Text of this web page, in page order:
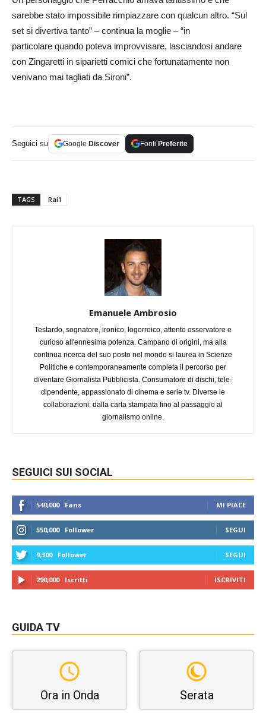
sarebbe stato impossibile rimpiazzare con qualcun altro. “Sul
set si divertiva tanto” – continua la moglie – “in
particolare quando poteva improvvisare, lasciandosi andare
con Zingaretti in siparietti comici che fortunatamente non
venivano mai tagliati da Sironi”.
Seguici su Google Discover Fonti Preferite
TAGS Rai1
Emanuele Ambrosio
Testardo, sognatore, ironico, logorroico, attento osservatore e
curioso all'ennesima potenza. Campano di origini, ma alla
continua ricerca del suo posto nel mondo si laurea in Scienze
Politiche e contemporaneamente completa il percorso per
diventare Giornalista Pubblicista. Consumatore di dischi, tele-
dipendente, appassionato di cinema e serie tv. Diverse le
collaborazioni: dalla carta stampata fino al passaggio al
giornalismo online.
SEGUICI SUI SOCIAL
540,000 Fans MI PIACE
550,000 Follower SEGUI
9,300 Follower SEGUI
290,000 Iscritti ISCRIVITI
GUIDA TV
Ora in Onda Serata